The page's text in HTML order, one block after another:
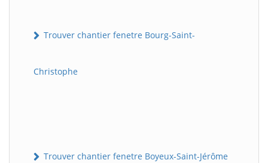
Trouver chantier fenetre Bourg-Saint-
Christophe
Trouver chantier fenetre Boyeux-Saint-Jérôme